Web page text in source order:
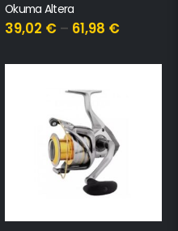
Okuma Altera
39,02 € – 61,98 €